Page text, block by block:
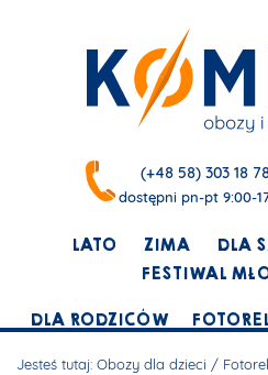
(+48 58) 303 18
dostępni pn-pt 9:00-
LATO ZIMA DLA
FESTIWAL
DLA RODZICÓW
Jesteś tutaj: Obozy dla dzieci /